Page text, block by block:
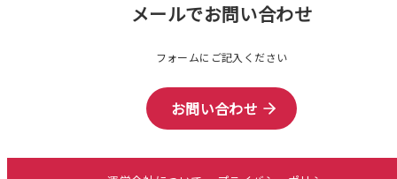
メールでお問い合わせ
フォームにご記入ください
お問い合わせ